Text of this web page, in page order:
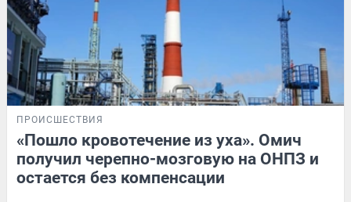
ПРОИСШЕСТВИЯ
«Пошло кровотечение из уха». Омич
получил черепно-мозговую на ОНПЗ и
остается без компенсации